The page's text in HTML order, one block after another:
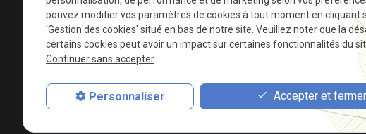
mail contact@deco-stores.com
info
Du mardi au samedi
pouvez modifier vos paramètres de cookies à tout moment en cliquant
'Gestion des cookies' situé en bas de notre site. Veuillez noter que la
certains cookies peut avoir un impact sur certaines fonctionnalités du
Continuer sans accepter
Personnaliser Accepter et fermer